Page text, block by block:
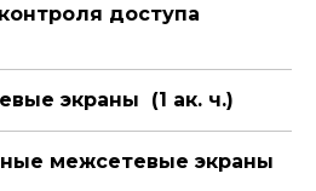
доступа
экраны (1 ак. ч.)
межсетевые экраны